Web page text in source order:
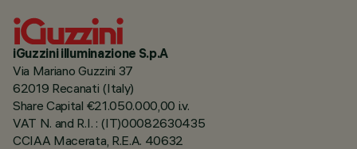
iGuzzini illuminazione S.p.A
Via Mariano Guzzini 37
62019 Recanati (Italy)
Share Capital €21.050.000,00 i.v.
VAT N. and R.I. : (IT)00082630435
CCIAA Macerata, R.E.A. 40632